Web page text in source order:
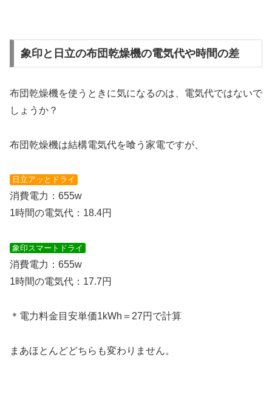
象印と日立の布団乾燥機の電気代や時間の差
布団乾燥機を使うときに気になるのは、 電気代ではないで
しょうか？
布団乾燥機は結構電気代を喰う家電ですが、
日立アッとドライ
消費電力：655w
1時間の電気代：18.4円
象印スマートドライ
消費電力：655w
1時間の電気代：17.7円
＊電力料金目安単価1kWh＝27円で計算
まあほとんどどちらも変わりません。